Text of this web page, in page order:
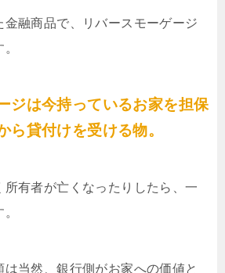
金融商品で、リバースモーゲージ
ジは今持っているお家を担保
ら貸付けを受ける物。
有者が亡くなったりしたら、一
当然、銀行側がお家への価値と